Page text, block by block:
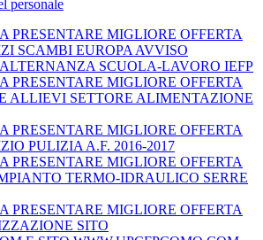
personale
PRESENTARE MIGLIORE OFFERTA
SCAMBI EUROPA AVVISO
SCUOLA-LAVORO IEFP
PRESENTARE MIGLIORE OFFERTA
ALLIEVI SETTORE ALIMENTAZIONE
PRESENTARE MIGLIORE OFFERTA
PULIZIA A.F. 2016-2017
PRESENTARE MIGLIORE OFFERTA
TERMO-IDRAULICO SERRE
PRESENTARE MIGLIORE OFFERTA
SITO